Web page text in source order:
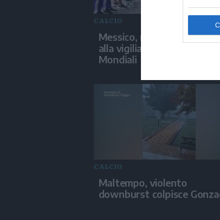
CALCIO
Messico, matrimonio di
alla vigilia della finale dei
Mondiali
CALCIO
Maltempo, violento
downburst colpisce